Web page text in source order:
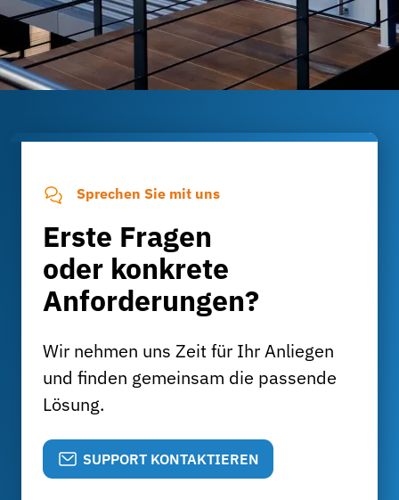
Sprechen Sie mit uns
Erste Fragen
oder konkrete
Anforderungen?
Wir nehmen uns Zeit für Ihr Anliegen
und finden gemeinsam die passende
Lösung.
SUPPORT KONTAKTIEREN